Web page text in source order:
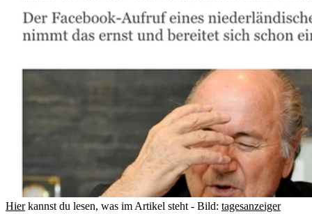
Hierkannst du lesen, was im Artikel steht - Bild: tagesanzeiger